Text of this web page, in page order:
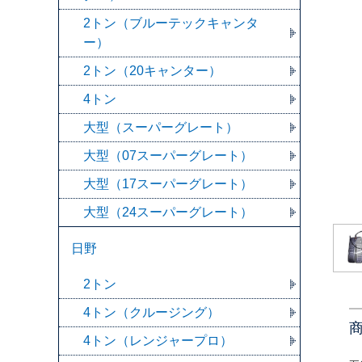
2トン（ブルーテックキャンタ
ー）
2トン（20キャンター）
4トン
大型（スーパーグレート）
大型（07スーパーグレート）
大型（17スーパーグレート）
大型（24スーパーグレート）
日野
2トン
4トン（クルージング）
4トン（レンジャープロ）